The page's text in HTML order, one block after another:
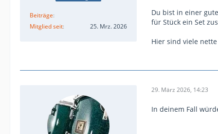
Beiträge
Mitglied seit
25. Mrz. 2026
Du bist in einer
für Stück ein Set
Hier sind viele
29. März 2026, 14:23
In deinem Fall